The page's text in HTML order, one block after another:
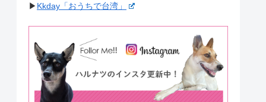
▶︎ Kkday「おうちで台湾」